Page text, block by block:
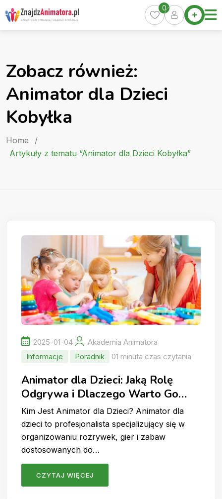
Skip
to
content
Home
Oferty
Kurs
0
Zobacz również:
Animator dla Dzieci
Kobyłka
Home
/
Artykuły z tematu “Animator dla Dzieci Kobyłka”
2025-01-04
Akademia Animatora
Informacje
Poradnik 01 minuta czas czytania
Animator dla Dzieci: Jaką Rolę
Odgrywa i Dlaczego Warto Go
Wynająć?
Kim Jest Animator dla Dzieci? Animator dla
dzieci to profesjonalista specjalizujący się w
organizowaniu rozrywek, gier i zabaw
dostosowanych do…
CZYTAJ WIĘCEJ